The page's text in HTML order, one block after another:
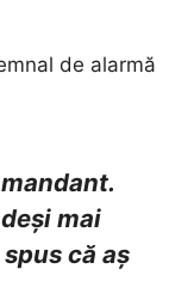
de alarmă
mai
că aș